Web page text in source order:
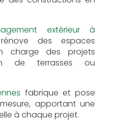
extérieur à
des espaces
charge des projets
de terrasses ou
fabrique et pose
apportant une
à chaque projet.